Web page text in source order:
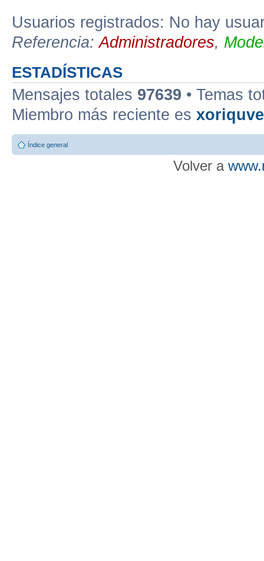
Usuarios registrados: No hay
Referencia:Administradores,
ESTADÍSTICAS
Mensajes totales 97639 • Temas
Miembro más reciente es
Índice general
Volver a